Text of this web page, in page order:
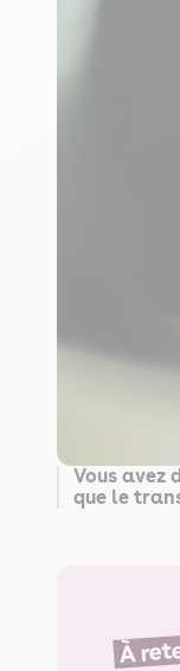
Vous avez
que le
À